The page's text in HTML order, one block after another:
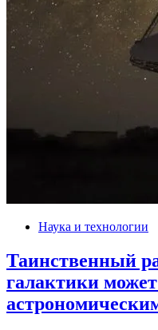
Наука и технологии
Таинственный
галактики